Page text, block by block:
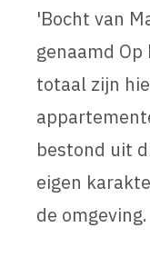
'Bocht van
genaamd
totaal zijn
bestond uit
eigen
de omgeving.